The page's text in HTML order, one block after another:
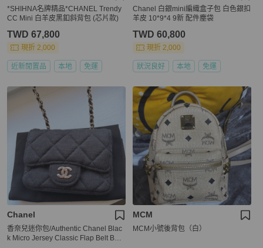
*SHIHNA名牌精品*CHANEL Trendy
CC Mini 白羊皮黑釦斜背包 (芯片款)
TWD 67,800
現折 2,000
近新閒置品 本地 免運
Chanel 白銀mini編織盒子包 白色銀扣
羊皮 10*9*4 9新 配件塵袋
TWD 60,800
現折 2,000
狀況良好 本地 免運
Chanel
香奈兒迷你包/Authentic Chanel Blac
k Micro Jersey Classic Flap Belt Bag
MCM
MCM小號後背包（白）